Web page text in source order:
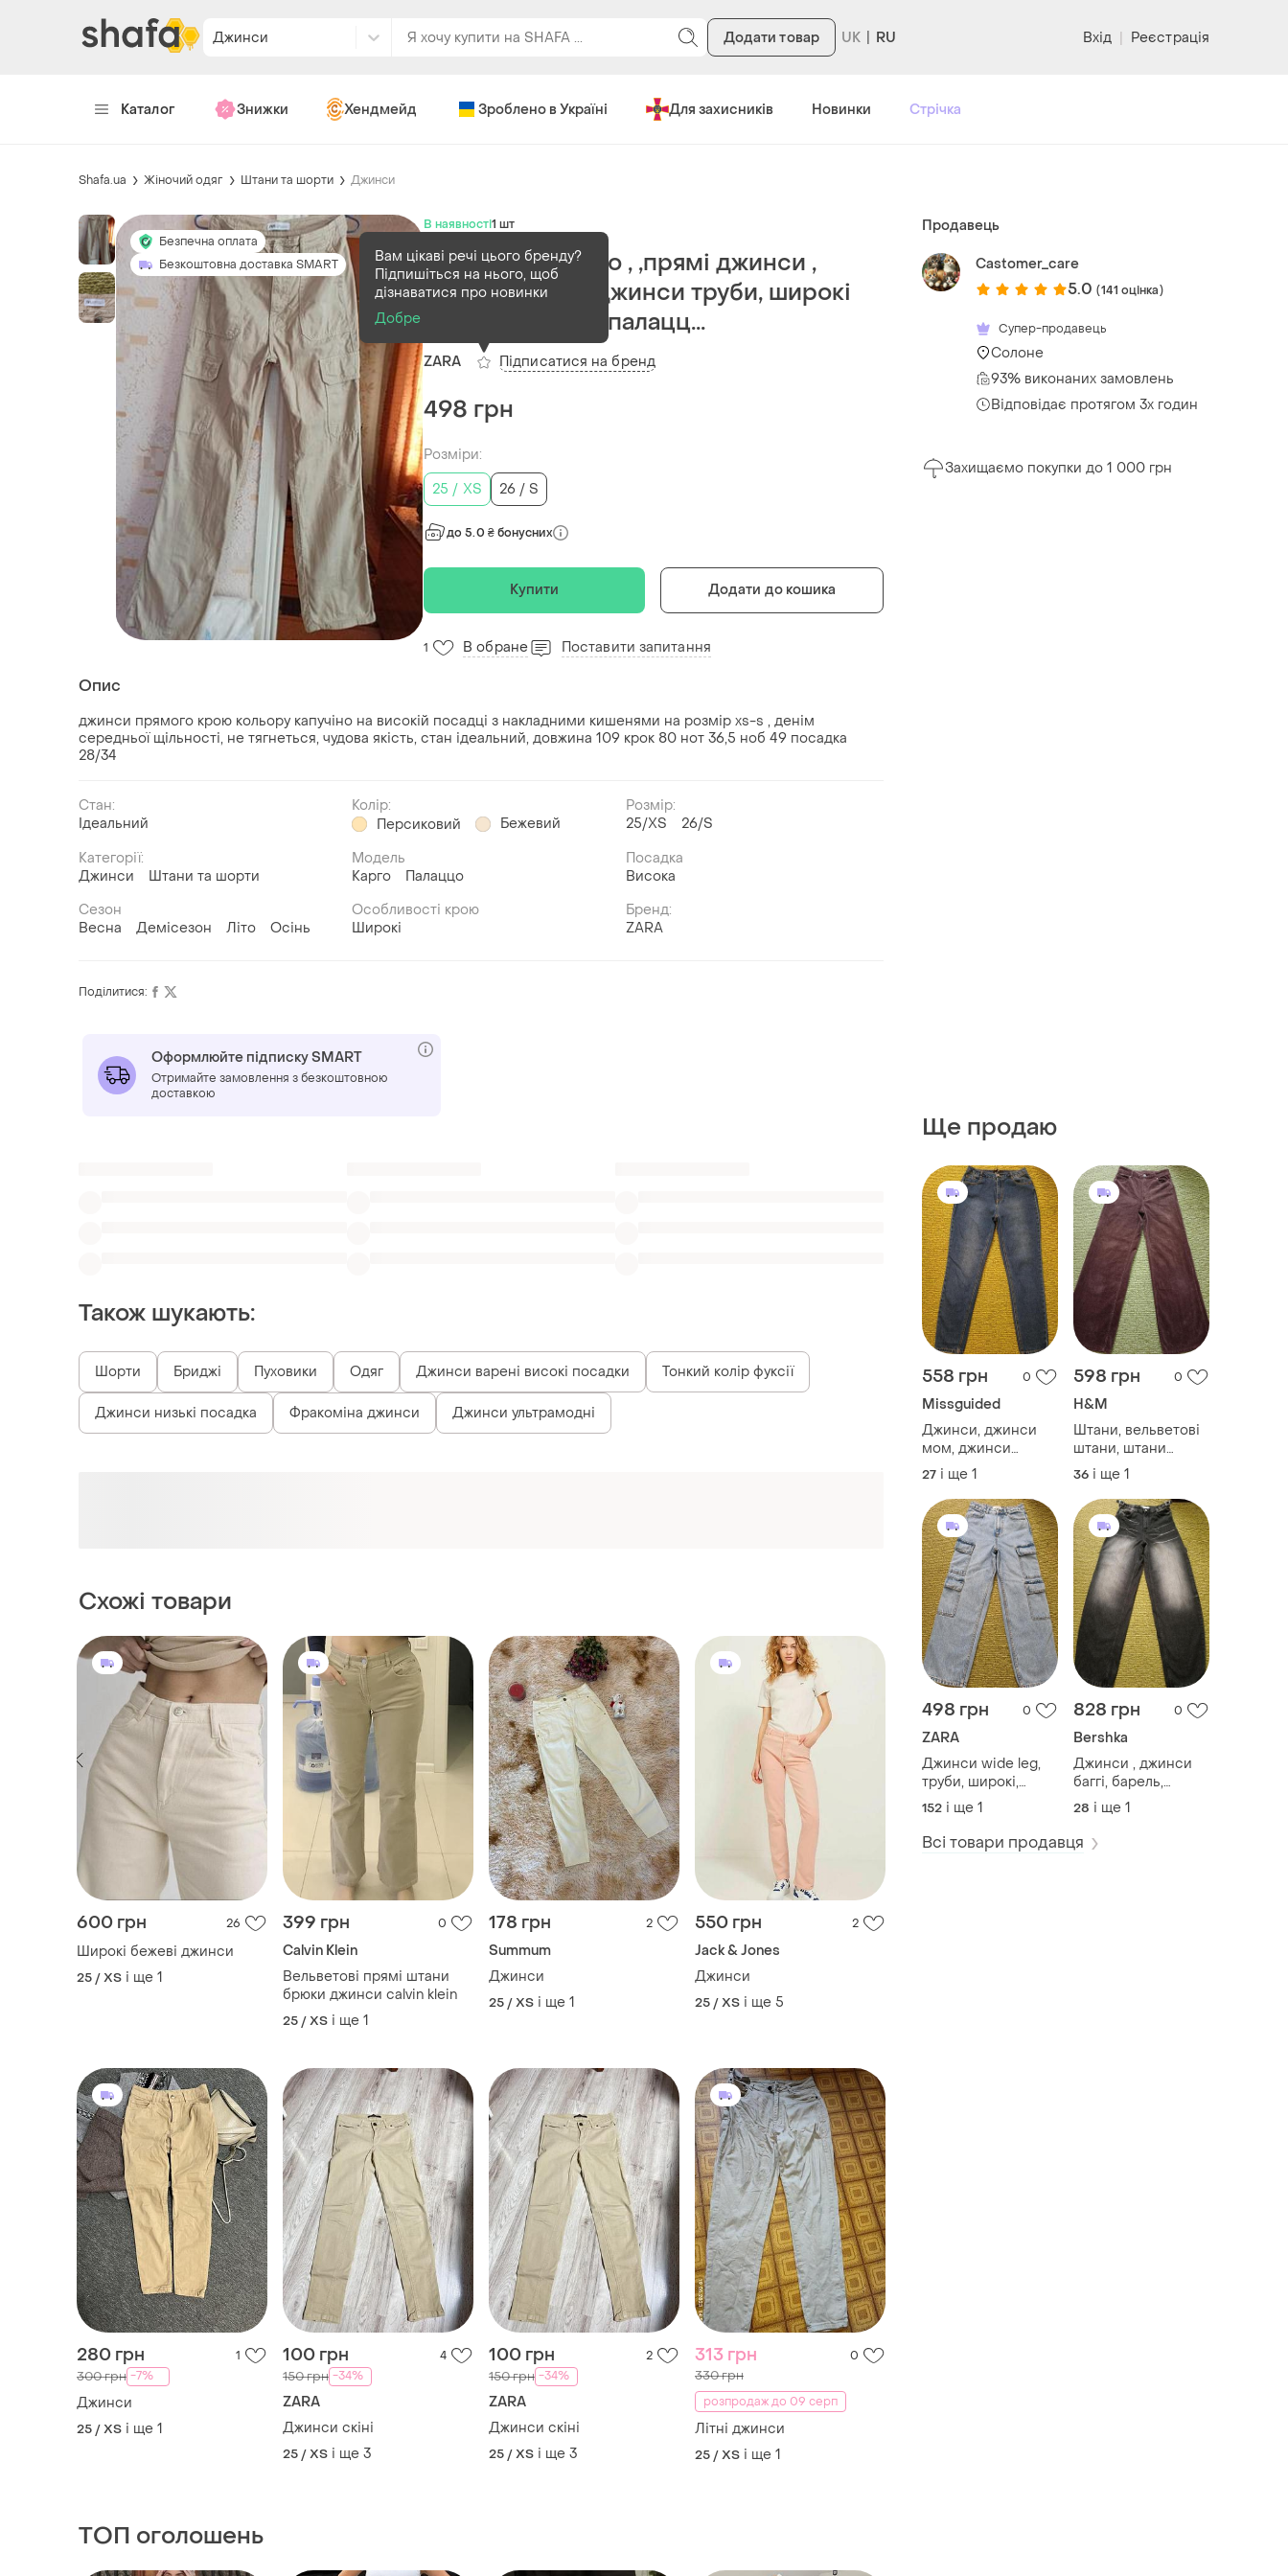
Джинси Додати товар RU Вхід | Реєстрація
Каталог Знижки Хендмейд Зроблено в Україні Для захисників Новинки Стрічка
Shafa.ua Жіночий одяг Штани та шорти Джинси
Безпечна оплата
Безкоштовна доставка SMART
В наявності1 шт
Джинси палаццо , ,прямі джинси ,
джинси карго, джинси труби, широкі
джинси , штани палацц...
ZARA
Вам цікаві речі цього бренду?
Підпишіться на нього, щоб
дізнаватися про новинки
Добре
Підписатися на бренд
498 грн
Розміри:
25 / XS
26 / S
до 5.0 ₴ бонусних
Купити Додати до кошика
1 В обране Поставити запитання
Опис
джинси прямого крою кольору капучіно на високій посадці з накладними кишенями на розмір xs-s , денім
середньої щільності, не тягнеться, чудова якість, стан ідеальний, довжина 109 крок 80 нот 36,5 ноб 49 посадка
28/34
Стан:
Ідеальний
Колір:
Персиковий
Бежевий
Розмір:
25/XS
26/S
Категорії:
Джинси
Штани та шорти
Модель
Карго
Палаццо
Посадка
Висока
Сезон
Весна
Демісезон Літо Осінь
Особливості крою
Широкі
Бренд:
ZARA
Продавець
Castomer_care
5.0 (141 оцінка)
Супер-продавець
Солоне
93% виконаних замовлень
Відповідає протягом 3х годин
Захищаємо покупки до 1 000 грн
Ще продаю
558 грн 0
Missguided
Джинси, джинси
мом, джинси
прямого крою
27 і ще 1
598 грн 0
H&M
Штани, вельветові
штани, штани
палаццо, труби,
широкі, wide leg
36 і ще 1
498 грн 0
ZARA
Джинси wide leg,
труби, широкі,
прямі , палаццо
152 і ще 1
828 грн 0
Bershka
Джинси , джинси
баггі, барель,
балони
28 і ще 1
Всі товари продавця
Поділитися:
Оформлюйте підписку SMART
Отримайте замовлення з безкоштовною
доставкою
Схожі товари
600 грн 26
Широкі бежеві джинси
і ще 1
399 грн
Calvin Klein
Вельветові прямі штани
брюки джинси calvin klein
25 / XS 1
178 грн 2
Summum
Джинси
25 / XS і ще 1
550 грн
Jack & Jones
і ще 5
280 грн 1
300 грн -7%
Джинси
25 / XS і ще 1
100 грн 4
150 грн -34%
ZARA
Джинси скіні
25 / XS
100 грн 2
150 грн -34%
ZARA
Джинси скіні
25 / XS
313 грн 0
330 грн
розпродаж до 09 серп
Літні джинси
25 / XS і ще 1
ТОП оголошень
TOP TOP TOP TOP